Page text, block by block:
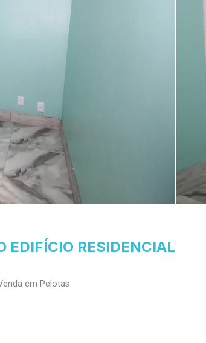
EDIFÍCIO RESIDENCIAL
em Pelotas